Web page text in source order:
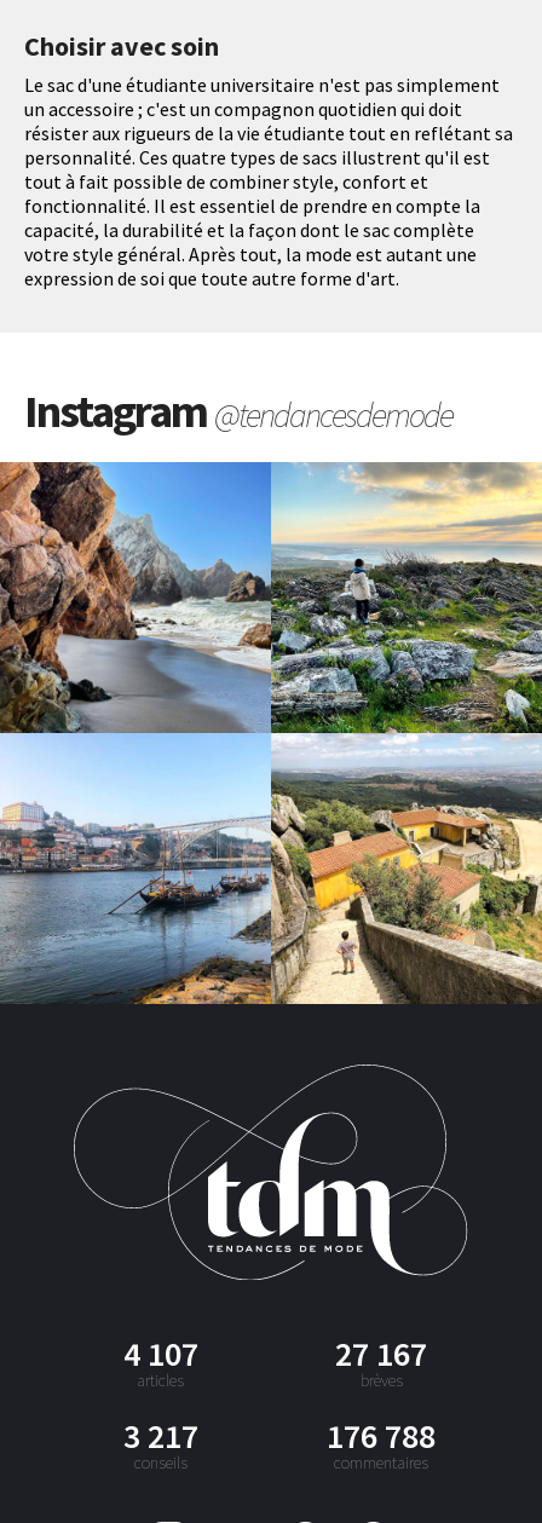
Choisir avec soin
Le sac d'une étudiante universitaire n'est pas simplement
un accessoire ; c'est un compagnon quotidien qui doit
résister aux rigueurs de la vie étudiante tout en reflétant sa
personnalité. Ces quatre types de sacs illustrent qu'il est
tout à fait possible de combiner style, confort et
fonctionnalité. Il est essentiel de prendre en compte la
capacité, la durabilité et la façon dont le sac complète
votre style général. Après tout, la mode est autant une
expression de soi que toute autre forme d'art.
Instagram@tendancesdemode
4 107
articles
27 167
brèves
3 217
conseils
176 788
commentaires